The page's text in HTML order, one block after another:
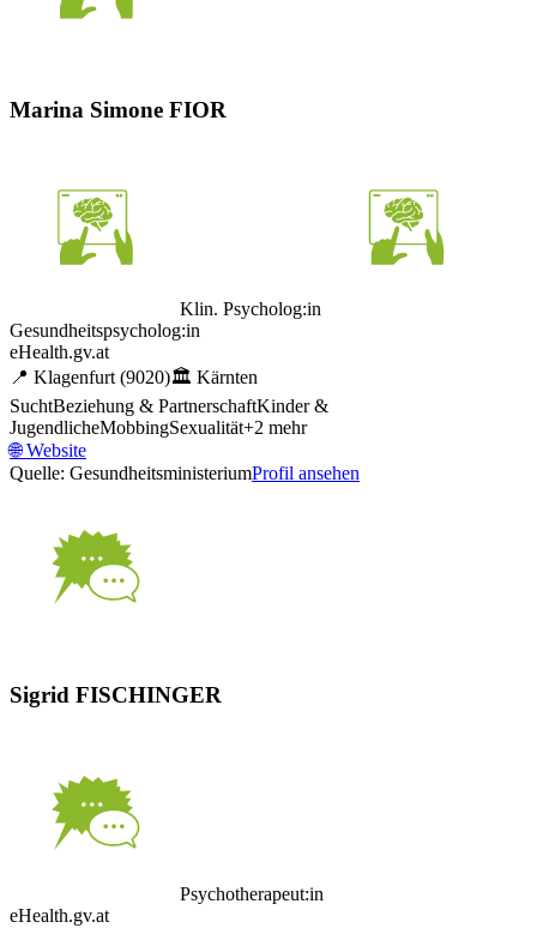
Marina Simone FIOR
Klin. Psycholog:in
Gesundheitspsycholog:in
eHealth.gv.at
📍 Klagenfurt (9020)🏛️ Kärnten
SuchtBeziehung & PartnerschaftKinder &
JugendlicheMobbingSexualität+2 mehr
🌐Website
Quelle: GesundheitsministeriumProfil ansehen
Sigrid FISCHINGER
Psychotherapeut:in
eHealth.gv.at